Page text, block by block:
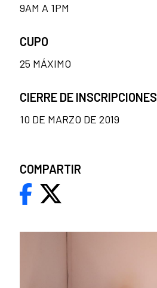
9AM A 1PM
CUPO
25 MÁXIMO
CIERRE DE INSCRIPCIONES
10 DE MARZO DE 2019
COMPARTIR